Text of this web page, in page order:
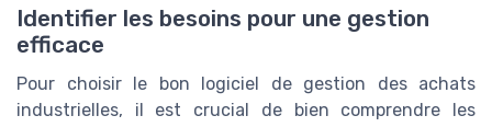
Identifier les besoins pour une gestion
efficace
Pour choisir le bon logiciel de gestion des achats
industrielles, il est crucial de bien comprendre les